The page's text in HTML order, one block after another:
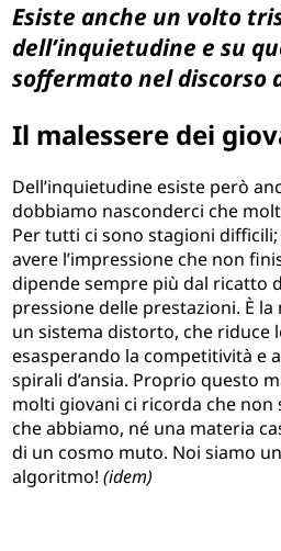
Esiste anche un volto
dell’inquietudine e su
soffermato nel discorso
Il malessere dei
Dell’inquietudine esiste però
dobbiamo nasconderci che
Per tutti ci sono stagioni
avere l’impressione che non
dipende sempre più dal ricatto
pressione delle prestazioni. È
un sistema distorto, che riduce
esasperando la competitività e
spirali d’ansia. Proprio questo
molti giovani ci ricorda che non
che abbiamo, né una materia
di un cosmo muto. Noi siamo
algoritmo!(idem)